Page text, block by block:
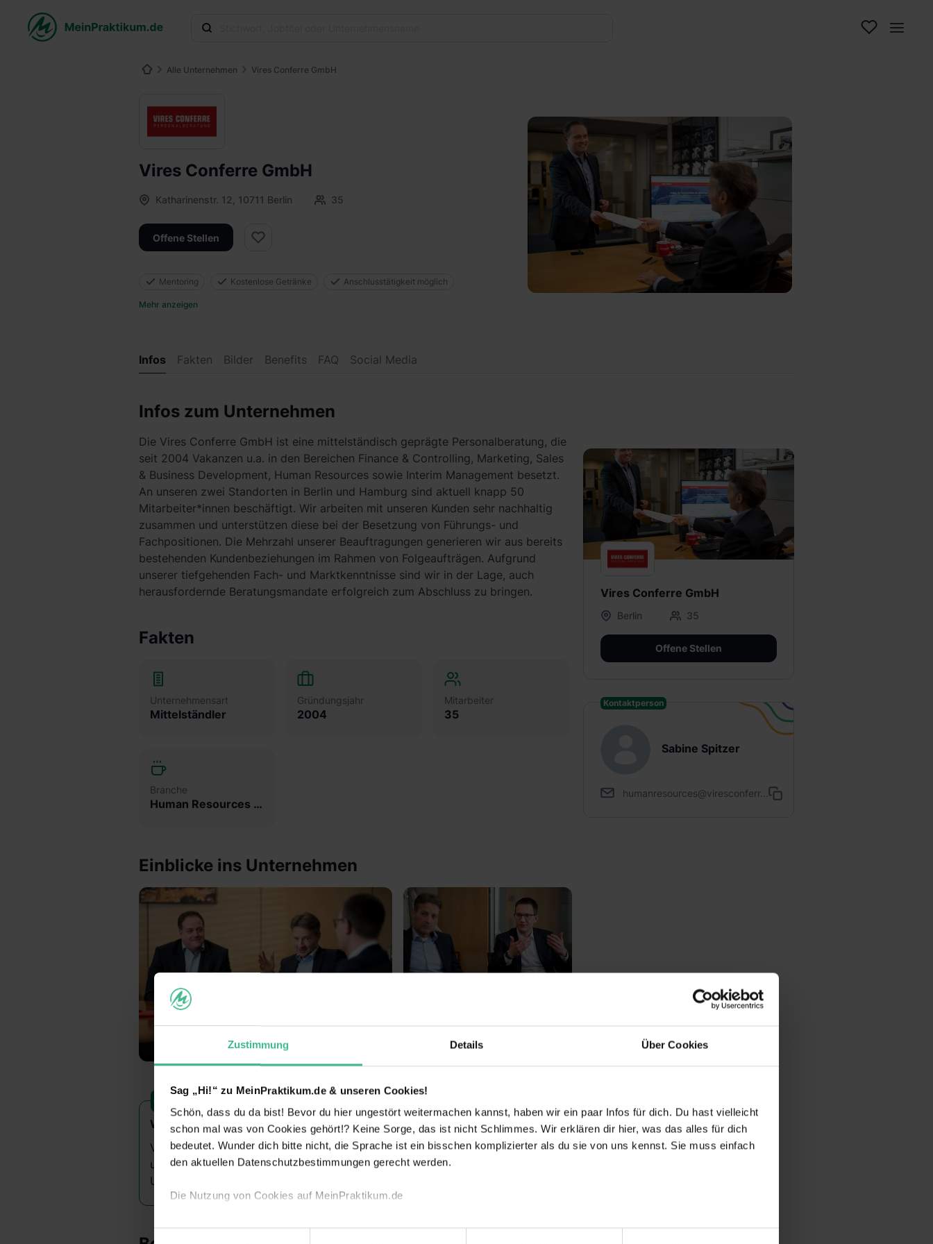
Zustimmung Details Über Cookies
Sag „Hi!“ zu MeinPraktikum.de & unseren Cookies!
Schön, dass du da bist! Bevor du hier ungestört weitermachen kannst, haben wir ein paar Infos für dich. Du hast vielleicht
schon mal was von Cookies gehört!? Keine Sorge, das ist nicht Schlimmes. Wir erklären dir hier, was das alles für dich
bedeutet. Wunder dich bitte nicht, die Sprache ist ein bisschen komplizierter als du sie von uns kennst. Sie muss einfach
den aktuellen Datenschutzbestimmungen gerecht werden.
Die Nutzung von Cookies auf MeinPraktikum.de
Wir verwenden Cookies zur technischen Funktion unserer Webseite („Notwendig“), um von dir bei Benutzung der
Alle Unternehmen Vires Conferre GmbH
Vires Conferre GmbH
Katharinenstr. 12, 10711 Berlin 35
Offene Stellen
Mentoring Kostenlose Getränke Anschlusstätigkeit möglich
Mehr anzeigen
Infos Fakten Bilder Benefits FAQ Social Media
Infos zum Unternehmen
Die Vires Conferre GmbH ist eine mittelständisch geprägte Personalberatung, die
seit 2004 Vakanzen u.a. in den Bereichen Finance & Controlling, Marketing, Sales
& Business Development, Human Resources sowie Interim Management besetzt.
An unseren zwei Standorten in Berlin und Hamburg sind aktuell knapp 50
Mitarbeiter*innen beschäftigt. Wir arbeiten mit unseren Kunden sehr nachhaltig
zusammen und unterstützen diese bei der Besetzung von Führungs- und
Fachpositionen. Die Mehrzahl unserer Beauftragungen generieren wir aus bereits
bestehenden Kundenbeziehungen im Rahmen von Folgeaufträgen. Aufgrund
unserer tiefgehenden Fach- und Marktkenntnisse sind wir in der Lage, auch
herausfordernde Beratungsmandate erfolgreich zum Abschluss zu bringen.
Fakten
Unternehmensart
Mittelständler
Gründungsjahr
2004
Mitarbeiter
35
Branche
Human Resources & Personalwesen
Einblicke ins Unternehmen
Wusstest du schon?
Vires Conferre ist lateinisch und steht für "Kräfte verbinden". Genau das ist
unsere Aufgabe: Wir sorgen dafür, dass erstklassige Kandidat/innen und
Unternehmen zueinander finden.
Vires Conferre GmbH
Berlin 35
Offene Stellen
Kontaktperson
Sabine Spitzer
humanresources@viresconferr...